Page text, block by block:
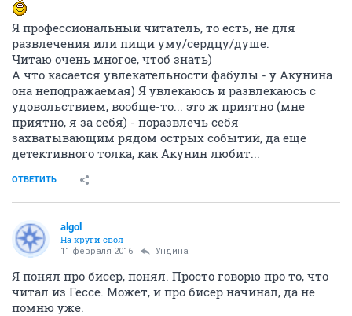
Я профессиональный читатель, то есть, не для
развлечения или пищи уму/сердцу/душе.
Читаю очень многое, чтоб знать)
А что касается увлекательности фабулы - у Акунина
она неподражаемая) Я увлекаюсь и развлекаюсь с
удовольствием, вообще-то... это ж приятно (мне
приятно, я за себя) - поразвлечь себя
захватывающим рядом острых событий, да еще
детективного толка, как Акунин любит...
ОТВЕТИТЬ
аlgоl
На круги своя
11 февраля 2016 Ундинa
Я понял про бисер, понял. Просто говорю про то, что
читал из Гессе. Может, и про бисер начинал, да не
помню уже.